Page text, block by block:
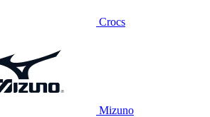
Crocs
Mizuno